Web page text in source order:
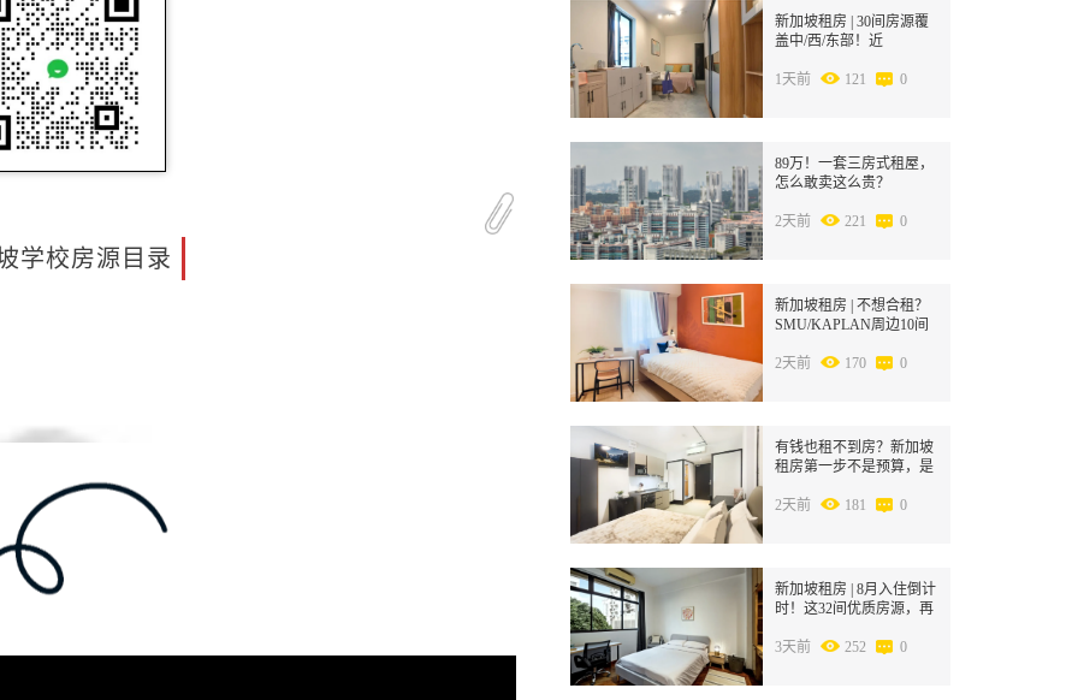
学校房源目录
新加坡租房 | 30间房源覆
盖中/西/东部！近
入住！
1天前 121 0
89万！一套三房式租屋，
怎么敢卖这么贵？
2天前 221 0
新加坡租房 | 不想合租？
SMU/KAPLAN周边10间
丰俭由人！
2天前 170 0
有钱也租不到房？新加坡
租房第一步不是预算，是
2天前
181 0
10
新加坡租房 | 8月入住倒计
时！这32间优质房源，再
3天前
252 0